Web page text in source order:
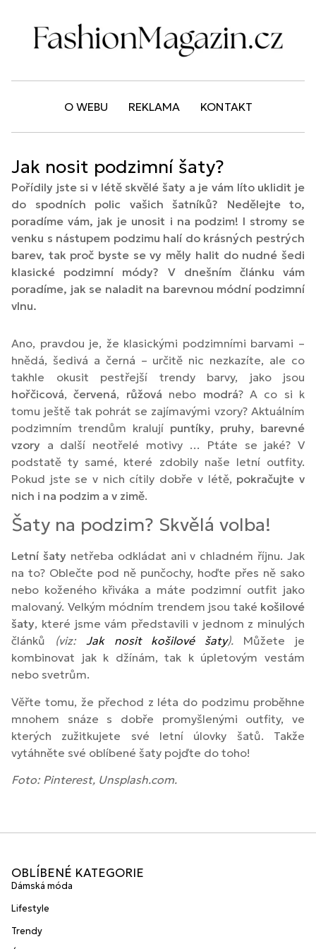
O WEBU REKLAMA KONTAKT
Jak nosit podzimní šaty?
Pořídily jste si v létě skvělé šaty a je vám líto uklidit je
do spodních polic vašich šatníků? Nedělejte to,
poradíme vám, jak je unosit i na podzim! I stromy se
venku s nástupem podzimu halí do krásných pestrých
barev, tak proč byste se vy měly halit do nudné šedi
klasické podzimní módy? V dnešním článku vám
poradíme, jak se naladit na barevnou módní podzimní
vlnu.
Ano, pravdou je, že klasickými podzimními barvami –
hnědá, šedivá a černá – určitě nic nezkazíte, ale co
takhle okusit pestřejší trendy barvy, jako jsou
hořčicová,červená, růžová nebo modrá? A co si k
tomu ještě tak pohrát se zajímavými vzory? Aktuálním
podzimním trendům kralují puntíky, pruhy, barevné
vzory a další neotřelé motivy … Ptáte se jaké? V
podstatě ty samé, které zdobily naše letní outfity.
Pokud jste se v nich cítily dobře v létě, pokračujte v
nich i na podzim a v zimě.
Šaty na podzim? Skvělá volba!
Letní šatynetřeba odkládat ani v chladném říjnu. Jak
na to? Oblečte pod ně punčochy, hoďte přes ně sako
nebo koženého křiváka a máte podzimní outfit jako
malovaný. Velkým módním trendem jsou také košilové
šaty, které jsme vám představili v jednom z minulých
článků
(viz: Jak nosit košilové šaty). Můžete je
kombinovat jak k džínám, tak k úpletovým vestám
nebo svetrům.
Věřte tomu, že přechod z léta do podzimu proběhne
mnohem snáze s dobře promyšlenými outfity, ve
kterých zužitkujete své letní úlovky šatů. Takže
vytáhněte své oblíbené šaty pojďte do toho!
Foto: Pinterest, Unsplash.com.
OBLÍBENÉ KATEGORIE
Dámská móda
Lifestyle
Trendy